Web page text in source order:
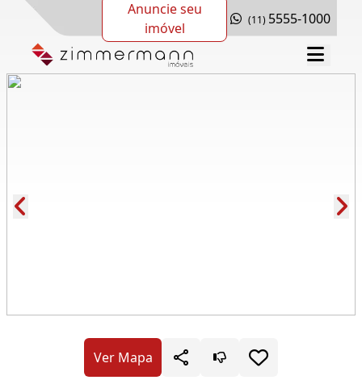
Anuncie seu
imóvel
(11) 5555-1000
Ver Mapa